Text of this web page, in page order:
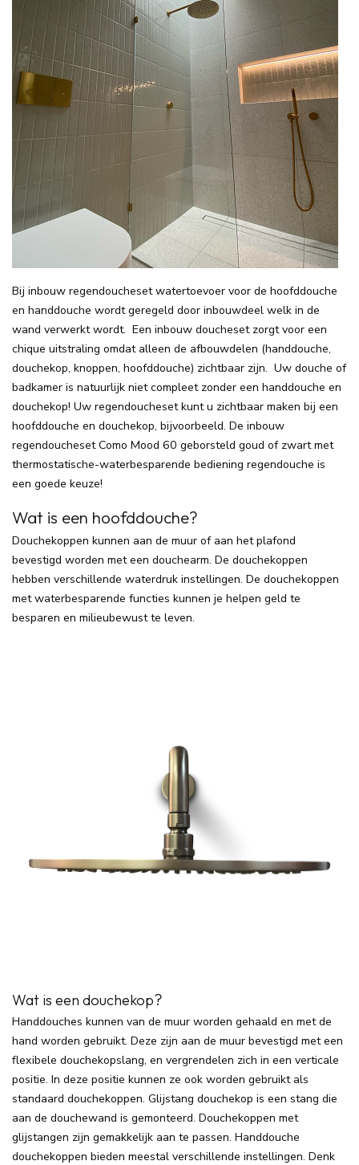
Bij inbouw regendoucheset watertoevoer voor de hoofddouche
en handdouche wordt geregeld door inbouwdeel welk in de
wand verwerkt wordt. Een inbouw doucheset zorgt voor een
chique uitstraling omdat alleen de afbouwdelen (handdouche,
douchekop, knoppen, hoofddouche) zichtbaar zijn. Uw douche of
badkamer is natuurlijk niet compleet zonder een handdouche en
douchekop! Uw regendoucheset kunt u zichtbaar maken bij een
hoofddouche en douchekop, bijvoorbeeld. De inbouw
regendoucheset Como Mood 60 geborsteld goud of zwart met
thermostatische-waterbesparende bediening regendouche is
een goede keuze!
Wat is een hoofddouche?
Douchekoppen kunnen aan de muur of aan het plafond
bevestigd worden met een douchearm. De douchekoppen
hebben verschillende waterdruk instellingen. De douchekoppen
met waterbesparende functies kunnen je helpen geld te
besparen en milieubewust te leven.
Wat is een douchekop?
Handdouches kunnen van de muur worden gehaald en met de
hand worden gebruikt. Deze zijn aan de muur bevestigd met een
flexibele douchekopslang, en vergrendelen zich in een verticale
positie. In deze positie kunnen ze ook worden gebruikt als
standaard douchekoppen. Glijstang douchekop is een stang die
aan de douchewand is gemonteerd. Douchekoppen met
glijstangen zijn gemakkelijk aan te passen. Handdouche
douchekoppen bieden meestal verschillende instellingen. Denk